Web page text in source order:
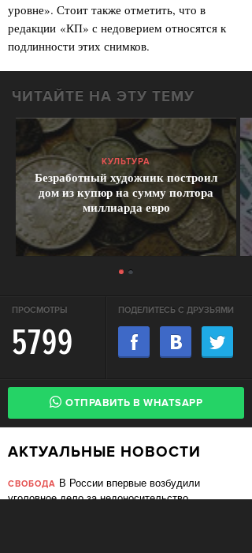
уровне». Стоит также отметить, что в
редакции «КП» с недоверием относятся к
подлинности этих снимков.
ЧИТАЙТЕ НА ЭТУ ТЕМУ
КУЛЬТУРА
Безработный художник построил
дом из купюр на сумму полтора
миллиарда евро
ПРОСМОТРЫ
5799
ПОДЕЛИТЕСЬ С ДРУЗЬЯМИ
ОТПРАВИТЬ В WHATSAPP
АКТУАЛЬНЫЕ НОВОСТИ
СВОБОДА В России впервые возбудили
уголовное дело за недоносительство